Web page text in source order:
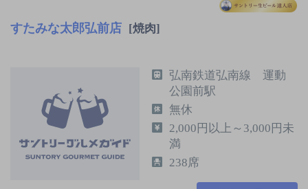
すたみな太郎弘前店 [焼肉]
弘南鉄道弘南線 運動
公園前駅
無休
2,000円以上～3,000円未
満
238席